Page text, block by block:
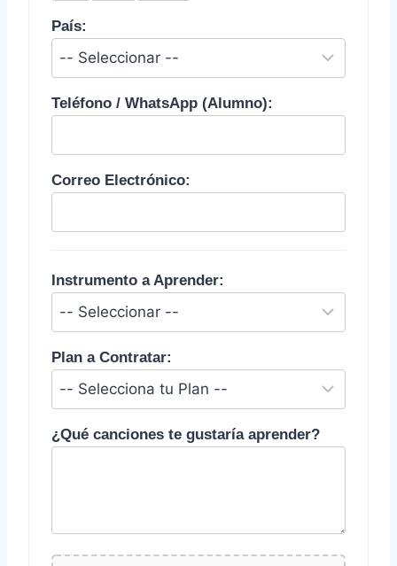
País:
Teléfono / WhatsApp (Alumno):
Correo Electrónico:
Instrumento a Aprender:
Plan a Contratar:
¿Qué canciones te gustaría aprender?